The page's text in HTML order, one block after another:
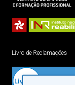
Livro de Reclamações